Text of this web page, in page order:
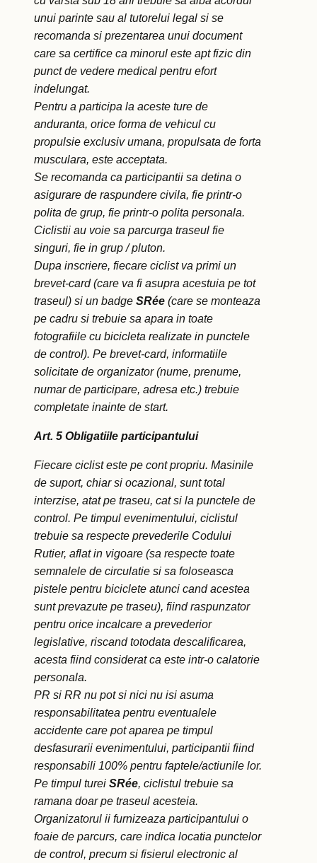
unui parinte sau al tutorelui legal si se
recomanda si prezentarea unui document
care sa certifice ca minorul este apt fizic din
punct de vedere medical pentru efort
indelungat.
Pentru a participa la aceste ture de
anduranta, orice forma de vehicul cu
propulsie exclusiv umana, propulsata de forta
musculara, este acceptata.
Se recomanda ca participantii sa detina o
asigurare de raspundere civila, fie printr-o
polita de grup, fie printr-o polita personala.
Ciclistii au voie sa parcurga traseul fie
singuri, fie in grup / pluton.
Dupa inscriere, fiecare ciclist va primi un
brevet-card (care va fi asupra acestuia pe tot
traseul) si un badge SRée (care se monteaza
pe cadru si trebuie sa apara in toate
fotografiile cu bicicleta realizate in punctele
de control). Pe brevet-card, informatiile
solicitate de organizator (nume, prenume,
numar de participare, adresa etc.) trebuie
completate inainte de start.
Art. 5 Obligatiile participantului
Fiecare ciclist este pe cont propriu. Masinile
de suport, chiar si ocazional, sunt total
interzise, atat pe traseu, cat si la punctele de
control. Pe timpul evenimentului, ciclistul
trebuie sa respecte prevederile Codului
Rutier, aflat in vigoare (sa respecte toate
semnalele de circulatie si sa foloseasca
pistele pentru biciclete atunci cand acestea
sunt prevazute pe traseu), fiind raspunzator
pentru orice incalcare a prevederior
legislative, riscand totodata descalificarea,
acesta fiind considerat ca este intr-o calatorie
personala.
PR si RR nu pot si nici nu isi asuma
responsabilitatea pentru eventualele
accidente care pot aparea pe timpul
desfasurarii evenimentului, participantii fiind
responsabili 100% pentru faptele/actiunile lor.
Pe timpul turei SRée, ciclistul trebuie sa
ramana doar pe traseul acesteia.
Organizatorul ii furnizeaza participantului o
foaie de parcurs, care indica locatia punctelor
de control, precum si fisierul electronic al